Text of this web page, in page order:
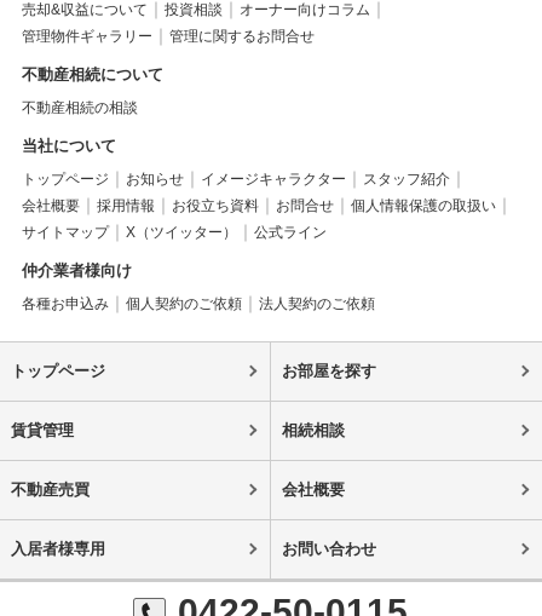
売却&収益について
投資相談
オーナー向けコラム
管理物件ギャラリー
管理に関するお問合せ
不動産相続について
不動産相続の相談
当社について
トップページ お知らせ イメージキャラクター
スタッフ紹介
会社概要
採用情報 お役立ち資料 お問合せ
個人情報保護の取扱い
サイトマップ
X（ツイッター） 公式ライン
仲介業者様向け
各種お申込み 個人契約のご依頼 法人契約のご依頼
トップページ お部屋を探す
賃貸管理 相続相談
不動産売買 会社概要
入居者様専用 お問い合わせ